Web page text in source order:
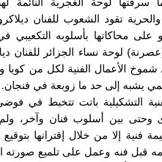
سرقتها لوحة الغجرية النائمة
تقود الشعوب للفنان
على محاكاتها بأسلوبه
لوحة نساء الجزائر للفنان
شموخ الأعمال الفنية لكل من كويا
يشبه إلى حد ما زوبعة في فنجان.
التشكيلية باتت تتخبط في
وحتى بين أسلوب فنان وآخر، ولم
فنية إلا من خلال إقترانها
قبل فنه وعمل على تلميع